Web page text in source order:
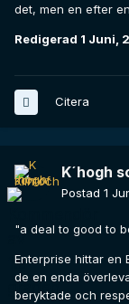
det, men en efter
Redigerad 1 Juni,
Citera
K´hogh
Postad 1
"a deal to good to
Enterprise hittar en
de en enda
beryktade och